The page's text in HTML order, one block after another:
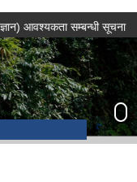
सम्बन्धी सूचना कर